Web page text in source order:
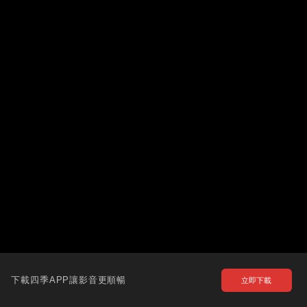
下載四季APP讓影音更順暢 立即下載